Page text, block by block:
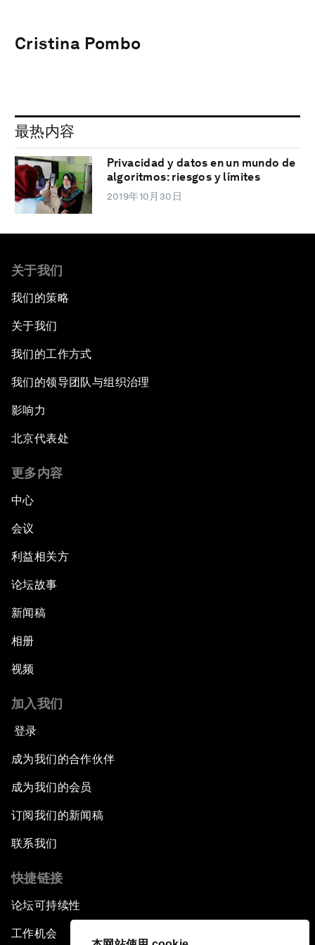
Cristina Pombo
最热内容
Privacidad y datos en un mundo de
algoritmos: riesgos y límites
2019年10月30日
关于我们
我们的策略
关于我们
我们的工作方式
我们的领导团队与组织治理
影响力
北京代表处
更多内容
中心
会议
利益相关方
论坛故事
新闻稿
相册
视频
加入我们
登录
成为我们的合作伙伴
成为我们的会员
订阅我们的新闻稿
联系我们
快捷链接
论坛可持续性
工作机会